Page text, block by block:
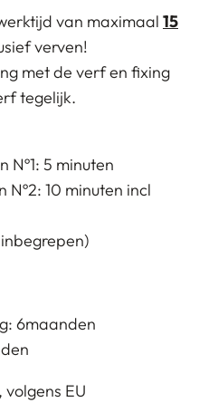
van maximaal 15
verven!
met de verf en fixing
tegelijk.
Nº1: 5 minuten
Nº2: 10 minuten incl
6maanden
EU